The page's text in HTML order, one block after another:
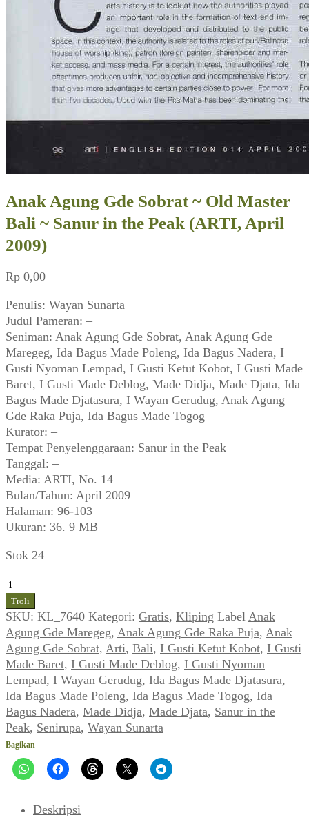
Anak Agung Gde Sobrat ~ Old Master
Bali ~ Sanur in the Peak (ARTI, April
2009)
Rp 0,00
Penulis: Wayan Sunarta
Judul Pameran: –
Seniman: Anak Agung Gde Sobrat, Anak Agung Gde
Maregeg, Ida Bagus Made Poleng, Ida Bagus Nadera, I
Gusti Nyoman Lempad, I Gusti Ketut Kobot, I Gusti Made
Baret, I Gusti Made Deblog, Made Didja, Made Djata, Ida
Bagus Made Djatasura, I Wayan Gerudug, Anak Agung
Gde Raka Puja, Ida Bagus Made Togog
Kurator: –
Tempat Penyelenggaraan: Sanur in the Peak
Tanggal: –
Media: ARTI, No. 14
Bulan/Tahun: April 2009
Halaman: 96-103
Ukuran: 36. 9 MB
Stok 24
Kuantitas
Anak
Agung
Gde
Sobrat
~
Old
Master
Bali
~
Sanur
the
(ARTI,
Troli
SKU: KL_7640 Kategori: Gratis, Kliping Label Anak
Agung Gde Maregeg, Anak Agung Gde Raka Puja, Anak
Agung Gde Sobrat, Arti, Bali, I Gusti Ketut Kobot, I Gusti
Made Baret, I Gusti Made Deblog, I Gusti Nyoman
Lempad, I Wayan Gerudug, Ida Bagus Made Djatasura,
Ida Bagus Made Poleng, Ida Bagus Made Togog, Ida
Bagus Nadera, Made Didja, Made Djata, Sanur in the
Peak, Senirupa, Wayan Sunarta
Bagikan
Deskripsi